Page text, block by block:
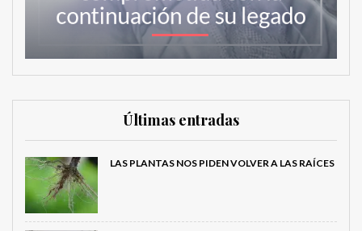
Últimas entradas
LAS PLANTAS NOS PIDEN VOLVER A LAS RAÍCES